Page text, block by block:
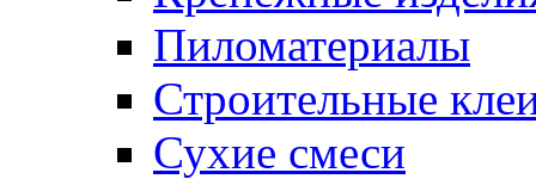
Пиломатериалы
Строительные
Сухие смеси